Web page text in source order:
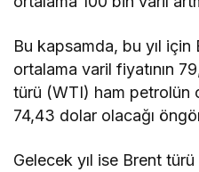
Bu kapsamda, bu yıl
ortalama varil fiyatının
türü (WTI) ham petrolün
74,43 dolar olacağı
Gelecek yıl ise Brent